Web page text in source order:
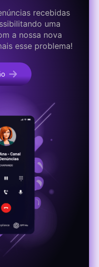
recebidas
uma
a nossa nova
esse problema!